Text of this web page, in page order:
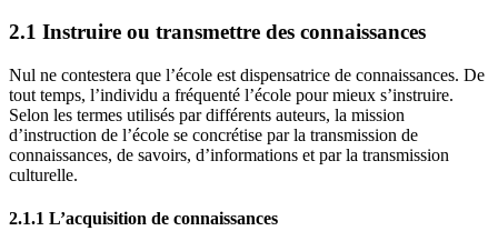
2.1 Instruire ou transmettre des connaissances
Nul ne contestera que l’école est dispensatrice de connaissances. De
tout temps, l’individu a fréquenté l’école pour mieux s’instruire.
Selon les termes utilisés par différents auteurs, la mission
d’instruction de l’école se concrétise par la transmission de
connaissances, de savoirs, d’informations et par la transmission
culturelle.
2.1.1 L’acquisition de connaissances